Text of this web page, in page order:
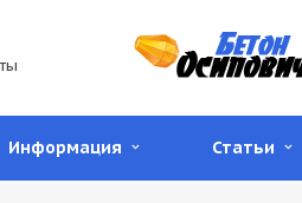
Информация Статьи